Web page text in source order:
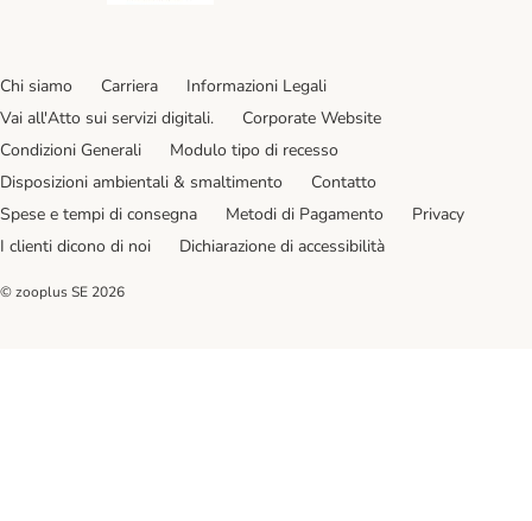
Chi siamo Carriera
Informazioni Legali
Vai all'Atto sui servizi digitali.
Corporate Website
Condizioni Generali
Modulo tipo di recesso
Disposizioni ambientali & smaltimento
Contatto
Spese e tempi di consegna
Metodi di Pagamento
Privacy
I clienti dicono di noi
Dichiarazione di accessibilità
© zooplus SE 2026